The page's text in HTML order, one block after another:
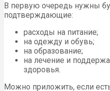
В первую очередь нужны
подтверждающие:
расходы на питание;
на одежду и обувь;
на образование;
на лечение и
здоровья.
Можно приложить, если